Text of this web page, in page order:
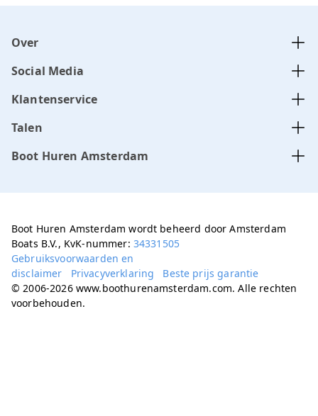
Over
Social Media
Klantenservice
Talen
Boot Huren Amsterdam
Boot Huren Amsterdam wordt beheerd door Amsterdam
Boats B.V., KvK-nummer: 34331505
Gebruiksvoorwaarden en
disclaimer
Privacyverklaring
Beste prijs garantie
© 2006-2026 www.boothurenamsterdam.com. Alle rechten
voorbehouden.